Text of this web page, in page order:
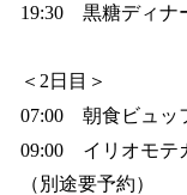
19:30 黒糖ディナ
＜2日目＞
07:00 朝食ビュッ
09:00 イリオモテ
（別途要予約）